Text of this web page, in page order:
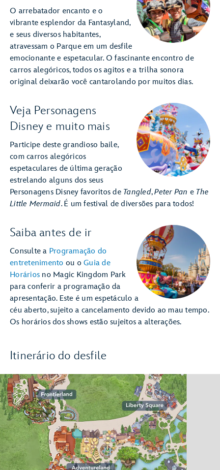
O arrebatador encanto e o
vibrante esplendor da Fantasyland,
e seus diversos habitantes,
atravessam o Parque em um desfile
emocionante e espetacular. O fascinante encontro de
carros alegóricos, todos os agitos e a trilha sonora
original deixarão você cantarolando por muitos dias.
Veja Personagens
Disney e muito mais
Participe deste grandioso baile,
com carros alegóricos
espetaculares de última geração
estrelando alguns dos seus
Personagens Disney favoritos de Tangled,Peter Pan e The
Little Mermaid. É um festival de diversões para todos!
Saiba antes de ir
Consulte a Programação do
entretenimento ou o Guia de
Horários no Magic Kingdom Park
para conferir a programação da
apresentação. Este é um espetáculo a
céu aberto, sujeito a cancelamento devido ao mau tempo.
Os horários dos shows estão sujeitos a alterações.
Itinerário do desfile